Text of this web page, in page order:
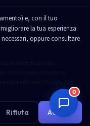
All Rights Reserved.
Gestisci Cookie
e, con il tuo
la tua esperienza.
oppure consultare
Rifiuta Accetta
0